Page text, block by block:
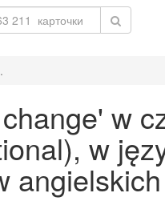
w
w
angielskich